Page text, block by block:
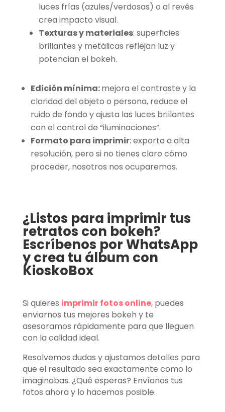
luces frías (azules/verdosas) o al revés
crea impacto visual.
Texturas y materiales: superficies
brillantes y metálicas reflejan luz y
potencian el bokeh.
Edición mínima:mejora el contraste y la
claridad del objeto o persona, reduce el
ruido de fondo y ajusta las luces brillantes
con el control de “iluminaciones”.
Formato para imprimir: exporta a alta
resolución, pero si no tienes claro cómo
proceder, nosotros nos ocuparemos.
¿Listos para imprimir tus
retratos con bokeh?
Escríbenos por WhatsApp
y crea tu álbum con
KioskoBox
Si quieres imprimir fotos online,puedes
enviarnos tus mejores bokeh y te
asesoramos rápidamente para que lleguen
con la calidad ideal.
Resolvemos dudas y ajustamos detalles para
que el resultado sea exactamente como lo
imaginabas. ¿Qué esperas? Envíanos tus
fotos ahora y lo hacemos posible.